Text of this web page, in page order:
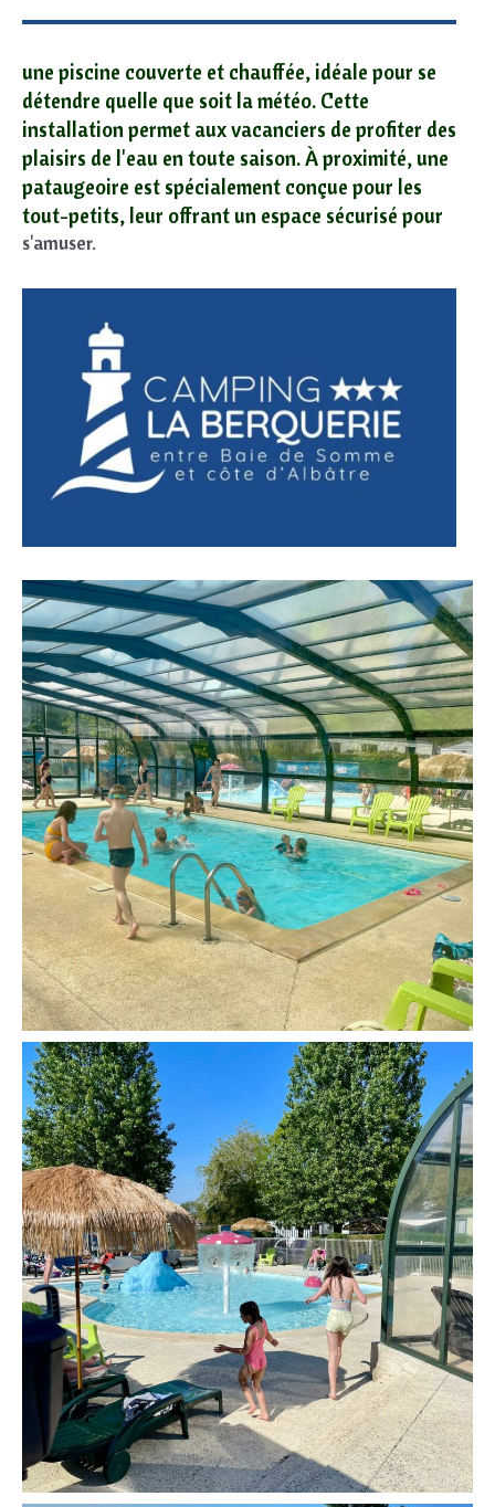
une piscine couverte et chauffée, idéale pour se
détendre quelle que soit la météo. Cette
installation permet aux vacanciers de profiter des
plaisirs de l'eau en toute saison. À proximité, une
pataugeoire est spécialement conçue pour les
tout-petits, leur offrant un espace sécurisé pour
s'amuser.